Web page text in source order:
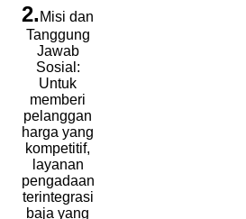
2. Misi dan
Tanggung
Jawab
Sosial:
Untuk
memberi
pelanggan
harga yang
kompetitif,
layanan
pengadaan
terintegrasi
baja yang